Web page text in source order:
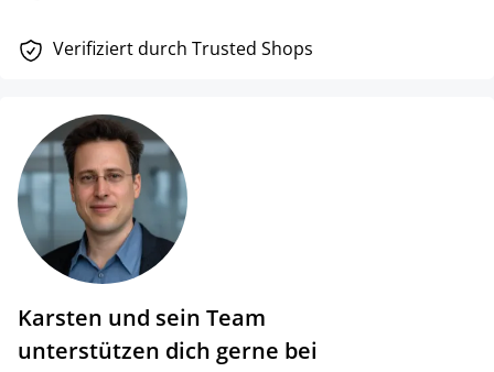
Verifiziert durch Trusted Shops
Karsten und sein Team
unterstützen dich gerne bei